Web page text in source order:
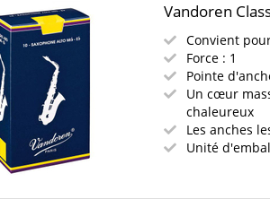
Vandoren
Convient
Force : 1
Pointe
Un cœur
chaleureux
Les anches
Unité